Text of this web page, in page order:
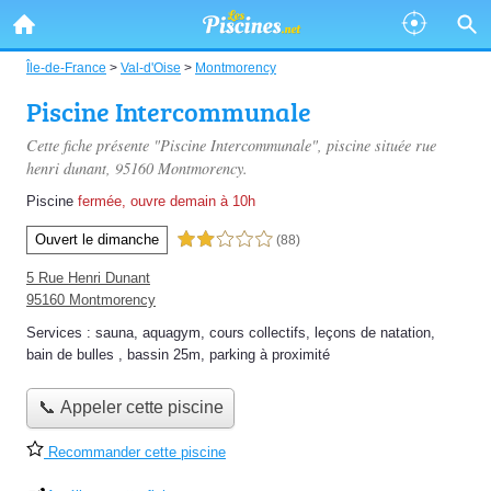
Île-de-France > Val-d'Oise > Montmorency
Piscine Intercommunale
Cette fiche présente "Piscine Intercommunale", piscine située rue
henri dunant, 95160 Montmorency.
Piscine fermée, ouvre demain à 10h
Ouvert le dimanche 2,0 étoiles sur 5 (88)
5 Rue Henri Dunant
95160 Montmorency
Services : sauna, aquagym, cours collectifs, leçons de natation,
bain de bulles , bassin 25m, parking à proximité
📞 Appeler cette piscine
Recommander cette piscine